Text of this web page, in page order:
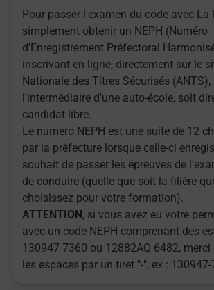
Pour passer l'examen du code avec La
simplement obtenir un NEPH (Numéro
d'Enregistrement Préfectoral
inscrivant en ligne, directement sur le
Nationale des Titres Sécurisés
l'intermédiaire d'une auto-école, soit
candidat libre.
Le numéro NEPH est une suite de 12
par la préfecture lorsque celle-ci
souhait de passer les épreuves de
de conduire (quelle que soit la filière
choisissez pour votre formation).
ATTENTION , si vous avez eu votre
avec un code NEPH comprenant des
130947 7360 ou 12882AQ 6482, merci
les espaces par un tiret "-", ex :